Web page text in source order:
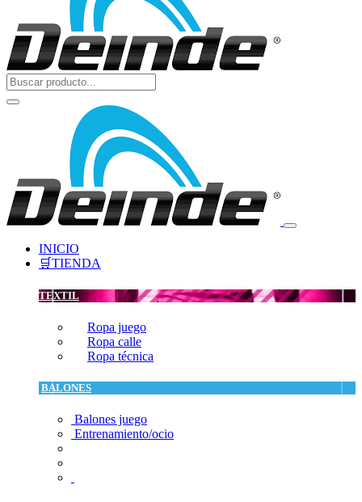
INICIO
🛒TIENDA
TEXTIL
Ropa juego
Ropa calle
Ropa técnica
BALONES
Balones juego
Entrenamiento/ocio